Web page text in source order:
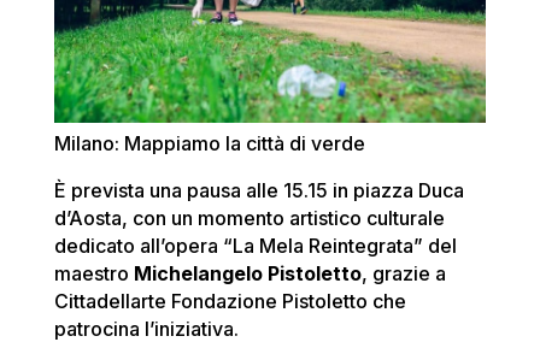
Milano: Mappiamo la città di verde
È prevista una pausa alle 15.15 in piazza Duca
d’Aosta, con un momento artistico culturale
dedicato all’opera “La Mela Reintegrata” del
maestro Michelangelo Pistoletto, grazie a
Cittadellarte Fondazione Pistoletto che
patrocina l’iniziativa.